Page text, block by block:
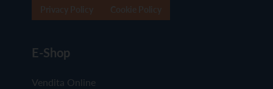
E-Shop
Vendita Online